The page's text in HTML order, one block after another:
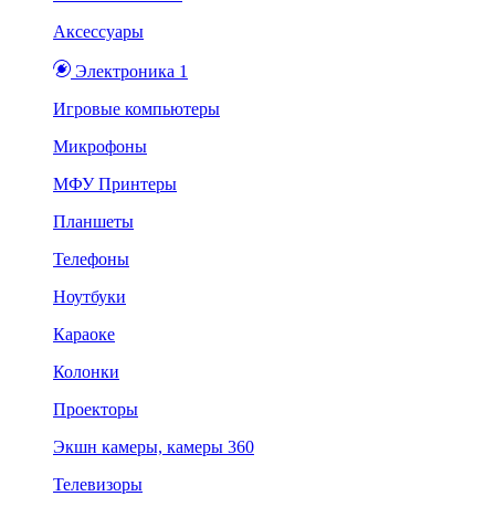
Аксессуары
Электроника 1
Игровые компьютеры
Микрофоны
МФУ Принтеры
Планшеты
Телефоны
Ноутбуки
Караоке
Колонки
Проекторы
Экшн камеры, камеры 360
Телевизоры